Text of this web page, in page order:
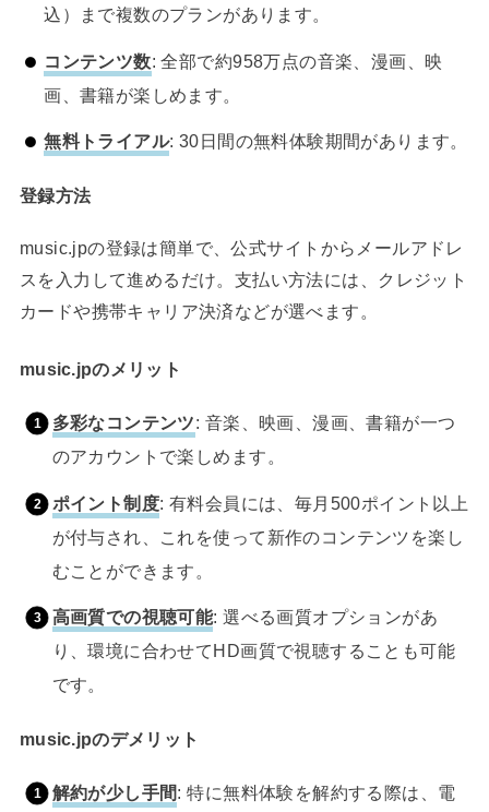
込）まで複数のプランがあります。
コンテンツ数: 全部で約958万点の音楽、漫画、映
画、書籍が楽しめます。
無料トライアル: 30日間の無料体験期間があります。
登録方法
music.jpの登録は簡単で、公式サイトからメールアドレ
スを入力して進めるだけ。支払い方法には、クレジット
カードや携帯キャリア決済などが選べます。
music.jpのメリット
多彩なコンテンツ: 音楽、映画、漫画、書籍が一つ
のアカウントで楽しめます。
ポイント制度: 有料会員には、毎月500ポイント以上
が付与され、これを使って新作のコンテンツを楽し
むことができます。
高画質での視聴可能: 選べる画質オプションがあ
り、環境に合わせてHD画質で視聴することも可能
です。
music.jpのデメリット
解約が少し手間: 特に無料体験を解約する際は、電